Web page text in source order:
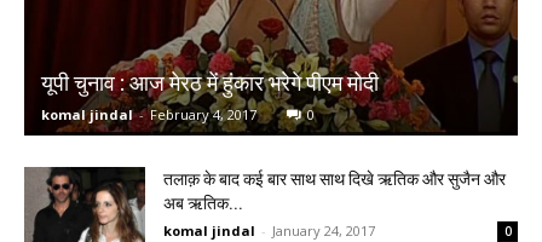
यूपी चुनाव : आज मेरठ में हुंकार भरेगे पीएम मोदी
komal jindal - February 4, 2017 0
तलाक़ के बाद कई बार साथ साथ दिखे ऋतिक और सुजैन और
अब ऋतिक...
komal jindal - January 24, 2017 0